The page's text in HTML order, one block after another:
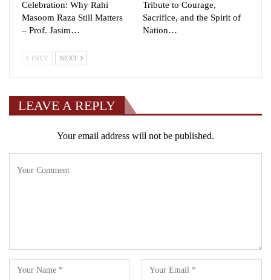
Celebration: Why Rahi
Masoom Raza Still Matters
– Prof. Jasim…
Tribute to Courage,
Sacrifice, and the Spirit of
Nation…
PREV NEXT
LEAVE A REPLY
Your email address will not be published.